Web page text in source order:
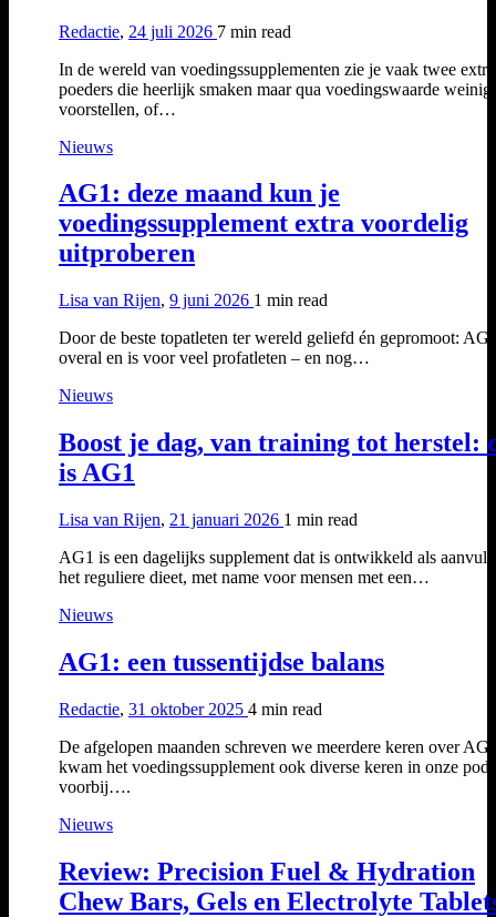
Redactie, 24 juli 2026 7 min read
In de wereld van voedingssupplementen zie je vaak twee
poeders die heerlijk smaken maar qua voedingswaarde weinig
voorstellen, of…
Nieuws
AG1: deze maand kun je
voedingssupplement extra voordelig
uitproberen
Lisa van Rijen, 9 juni 2026 1 min read
Door de beste topatleten ter wereld geliefd én gepromoot:
overal en is voor veel profatleten – en nog…
Nieuws
Boost je dag, van training tot herstel:
is AG1
Lisa van Rijen, 21 januari 2026 1 min read
AG1 is een dagelijks supplement dat is ontwikkeld als
het reguliere dieet, met name voor mensen met een…
Nieuws
AG1: een tussentijdse balans
Redactie, 31 oktober 2025 4 min read
De afgelopen maanden schreven we meerdere keren over
kwam het voedingssupplement ook diverse keren in onze
voorbij….
Nieuws
Review: Precision Fuel & Hydration
Chew Bars, Gels en Electrolyte